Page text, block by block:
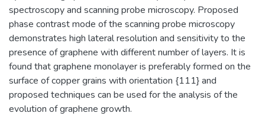
spectroscopy and scanning probe microscopy. Proposed
phase contrast mode of the scanning probe microscopy
demonstrates high lateral resolution and sensitivity to the
presence of graphene with different number of layers. It is
found that graphene monolayer is preferably formed on the
surface of copper grains with orientation {111} and
proposed techniques can be used for the analysis of the
evolution of graphene growth.